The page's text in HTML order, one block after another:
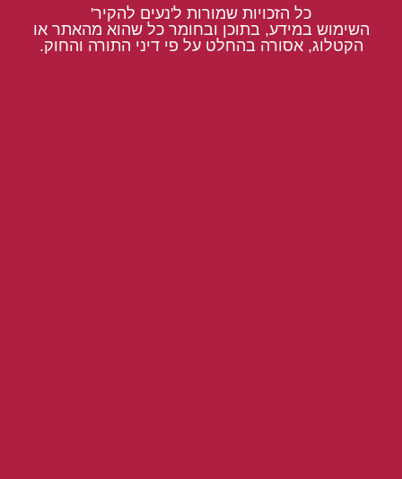
כל הזכויות שמורות ל'נעים להקיר'
השימוש במידע, בתוכן ובחומר כל שהוא מהאתר או
הקטלוג, אסורה בהחלט על פי דיני התורה והחוק.